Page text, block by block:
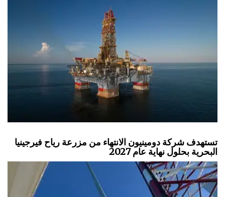
تستهدف شركة دومينيون الانتهاء من مزرعة رياح فيرجينيا
البحرية بحلول نهاية عام 2027